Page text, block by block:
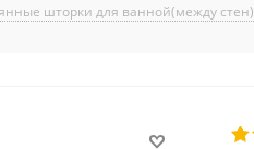
шторки для ванной(между стен)